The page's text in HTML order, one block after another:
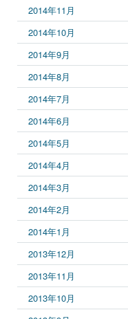
2014年11月
2014年10月
2014年9月
2014年8月
2014年7月
2014年6月
2014年5月
2014年4月
2014年3月
2014年2月
2014年1月
2013年12月
2013年11月
2013年10月